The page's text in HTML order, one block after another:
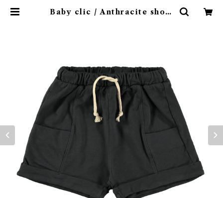
Baby clic / Anthracite short